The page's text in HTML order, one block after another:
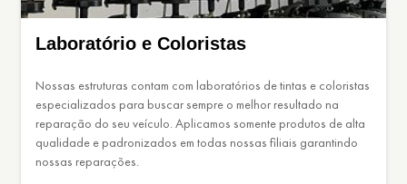
Laboratório e Coloristas
Nossas estruturas contam com laboratórios de tintas e coloristas
especializados para buscar sempre o melhor resultado na
reparação do seu veículo. Aplicamos somente produtos de alta
qualidade e padronizados em todas nossas filiais garantindo
nossas reparações.